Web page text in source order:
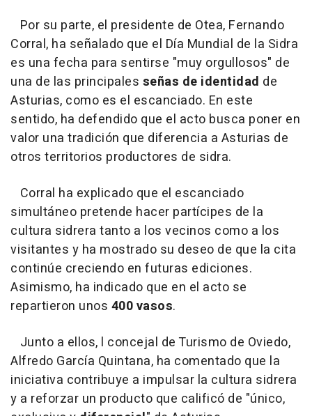
Por su parte, el presidente de Otea, Fernando
Corral, ha señalado que el Día Mundial de la Sidra
es una fecha para sentirse "muy orgullosos" de
una de las principales señas de identidad de
Asturias, como es el escanciado. En este
sentido, ha defendido que el acto busca poner en
valor una tradición que diferencia a Asturias de
otros territorios productores de sidra.
Corral ha explicado que el escanciado
simultáneo pretende hacer partícipes de la
cultura sidrera tanto a los vecinos como a los
visitantes y ha mostrado su deseo de que la cita
continúe creciendo en futuras ediciones.
Asimismo, ha indicado que en el acto se
repartieron unos 400 vasos.
Junto a ellos, l concejal de Turismo de Oviedo,
Alfredo García Quintana, ha comentado que la
iniciativa contribuye a impulsar la cultura sidrera
y a reforzar un producto que calificó de "único,